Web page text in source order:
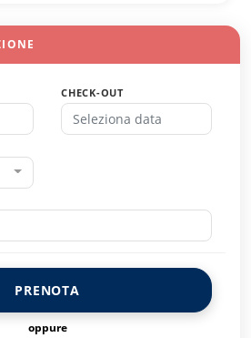
CHECK-OUT
PRENOTA
oppure